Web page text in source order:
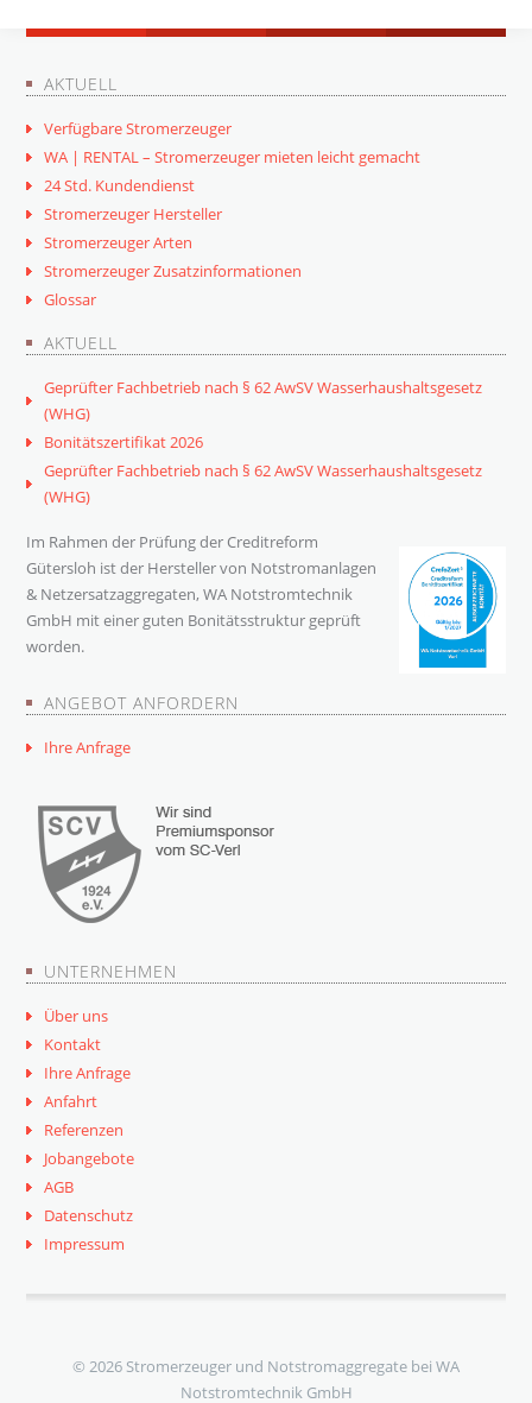
AKTUELL
Verfügbare Stromerzeuger
WA | RENTAL – Stromerzeuger mieten leicht gemacht
24 Std. Kundendienst
Stromerzeuger Hersteller
Stromerzeuger Arten
Stromerzeuger Zusatzinformationen
Glossar
AKTUELL
Geprüfter Fachbetrieb nach § 62 AwSV Wasserhaushaltsgesetz
(WHG)
Bonitätszertifikat 2026
Geprüfter Fachbetrieb nach § 62 AwSV Wasserhaushaltsgesetz
(WHG)
Im Rahmen der Prüfung der Creditreform
Gütersloh ist der Hersteller von Notstromanlagen
& Netzersatzaggregaten, WA Notstromtechnik
GmbH mit einer guten Bonitätsstruktur geprüft
worden.
ANGEBOT ANFORDERN
Ihre Anfrage
UNTERNEHMEN
Über uns
Kontakt
Ihre Anfrage
Anfahrt
Referenzen
Jobangebote
AGB
Datenschutz
Impressum
© 2026 Stromerzeuger und Notstromaggregate bei WA
Notstromtechnik GmbH